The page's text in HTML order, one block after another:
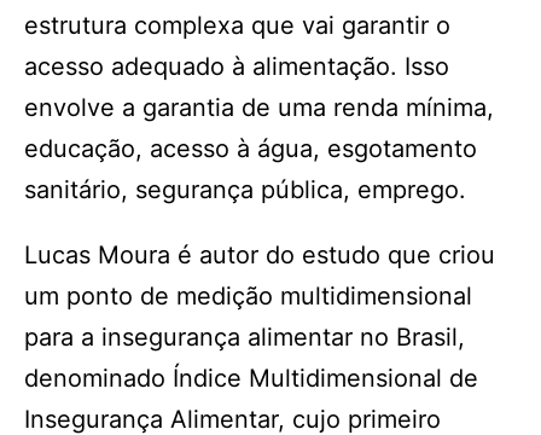
estrutura complexa que vai garantir o
acesso adequado à alimentação. Isso
envolve a garantia de uma renda mínima,
educação, acesso à água, esgotamento
sanitário, segurança pública, emprego.
Lucas Moura é autor do estudo que criou
um ponto de medição multidimensional
para a insegurança alimentar no Brasil,
denominado Índice Multidimensional de
Insegurança Alimentar, cujo primeiro